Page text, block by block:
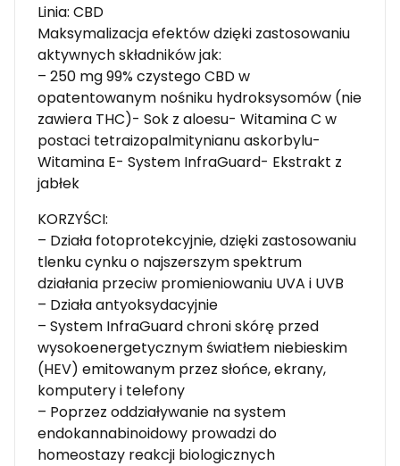
Linia: CBD
Maksymalizacja efektów dzięki zastosowaniu
aktywnych składników jak:
– 250 mg 99% czystego CBD w
opatentowanym nośniku hydroksysomów (nie
zawiera THC)- Sok z aloesu- Witamina C w
postaci tetraizopalmitynianu askorbylu-
Witamina E- System InfraGuard- Ekstrakt z
jabłek
KORZYŚCI:
– Działa fotoprotekcyjnie, dzięki zastosowaniu
tlenku cynku o najszerszym spektrum
działania przeciw promieniowaniu UVA i UVB
– Działa antyoksydacyjnie
– System InfraGuard chroni skórę przed
wysokoenergetycznym światłem niebieskim
(HEV) emitowanym przez słońce, ekrany,
komputery i telefony
– Poprzez oddziaływanie na system
endokannabinoidowy prowadzi do
homeostazy reakcji biologicznych